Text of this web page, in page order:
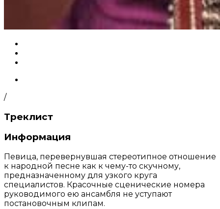
/
Треклист
Информация
Певица, перевернувшая стереотипное отношение
к народной песне как к чему-то скучному,
предназначенному для узкого круга
специалистов. Красочные сценические номера
руководимого ею ансамбля не уступают
постановочным клипам.